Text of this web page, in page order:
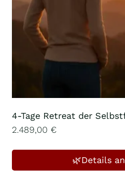
4-Tage Retreat der
2.489,00 €
🌿Details